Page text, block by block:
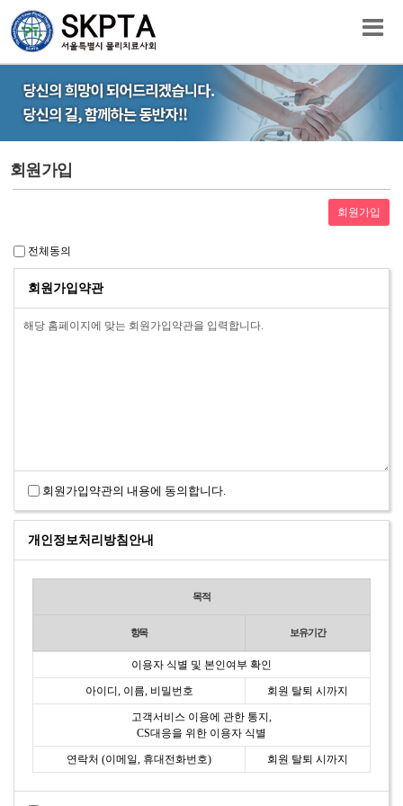
회원가입
전체동의
회원가입약관
회원가입약관의 내용에 동의합니다.
개인정보처리방침안내
목적
항목 보유기간
이용자 식별 및 본인여부 확인
아이디, 이름, 비밀번호 회원 탈퇴 시까지
고객서비스 이용에 관한 통지,
CS대응을 위한 이용자 식별
연락처 (이메일, 휴대전화번호) 회원 탈퇴 시까지